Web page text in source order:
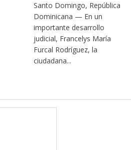
Santo Domingo, República
Dominicana — En un
importante desarrollo
judicial, Francelys María
Furcal Rodríguez, la
ciudadana...